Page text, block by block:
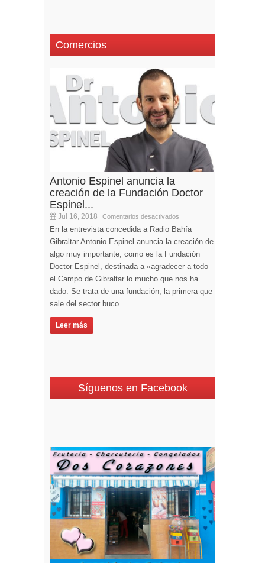
Comercios
Antonio Espinel anuncia la
creación de la Fundación Doctor
Espinel...
Jul 16, 2018 Comentarios desactivados
En la entrevista concedida a Radio Bahía
Gibraltar Antonio Espinel anuncia la creación de
algo muy importante, como es la Fundación
Doctor Espinel, destinada a «agradecer a todo
el Campo de Gibraltar lo mucho que nos ha
dado. Se trata de una fundación, la primera que
sale del sector buco...
Leer más
Síguenos en Facebook